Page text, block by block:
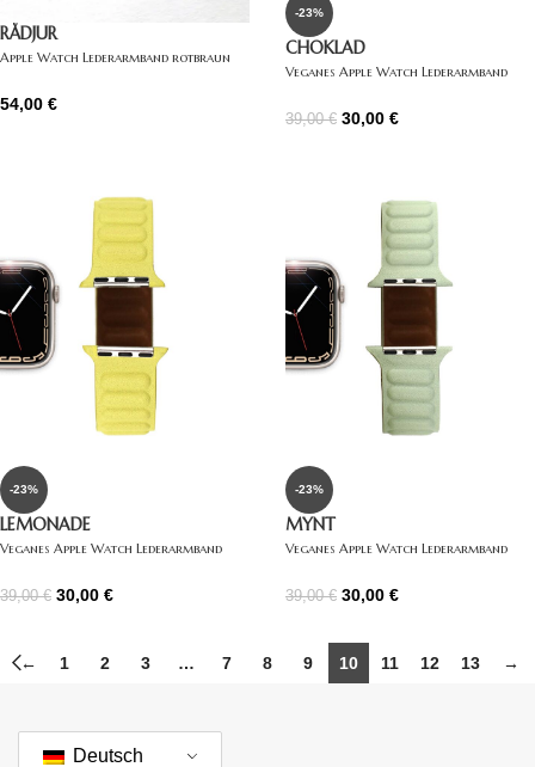
RÅDJUR
Apple Watch Lederarmband rotbraun
54,00 €
-23%
CHOKLAD
Veganes Apple Watch Lederarmband
39,00€ 30,00 €
-23%
LEMONADE
Veganes Apple Watch Lederarmband
39,00€ 30,00 €
-23%
MYNT
Veganes Apple Watch Lederarmband
39,00€ 30,00 €
← 1 2 3 … 7 8 9 10 11 12 13 →
Deutsch